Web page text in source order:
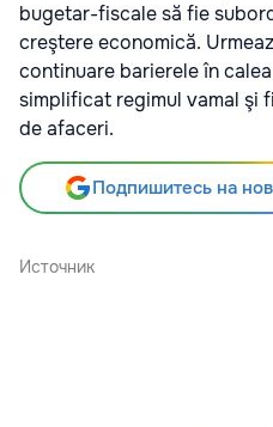
bugetar-fiscale să fie
creştere economică.
continuare barierele în
simplificat regimul vamal şi
de afaceri.
Подпишитесь на
Источник